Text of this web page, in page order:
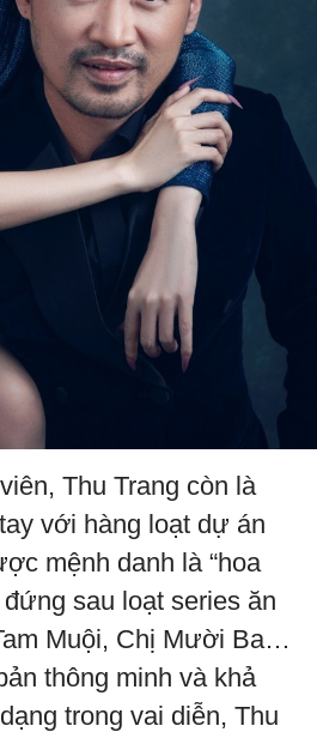
Thu Trang còn là
với hàng loạt dự án
mệnh danh là “hoa
sau loạt series ăn
Muội, Chị Mười Ba…
thông minh và khả
trong vai diễn, Thu